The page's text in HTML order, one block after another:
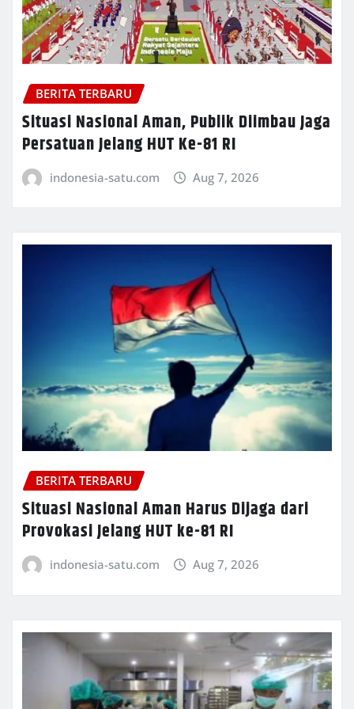
BERITA TERBARU
Situasi Nasional Aman, Publik Diimbau Jaga
Persatuan Jelang HUT Ke-81 RI
indonesia-satu.com Aug 7, 2026
BERITA TERBARU
Situasi Nasional Aman Harus Dijaga dari
Provokasi Jelang HUT ke-81 RI
indonesia-satu.com Aug 7, 2026